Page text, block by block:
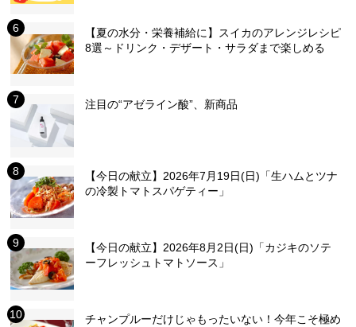
【夏の水分・栄養補給に】スイカのアレンジレシピ
8選～ドリンク・デザート・サラダまで楽しめる
注目の“アゼライン酸”、新商品
【今日の献立】2026年7月19日(日)「生ハムとツナ
の冷製トマトスパゲティー」
【今日の献立】2026年8月2日(日)「カジキのソテ
ーフレッシュトマトソース」
チャンプルーだけじゃもったいない！今年こそ極め